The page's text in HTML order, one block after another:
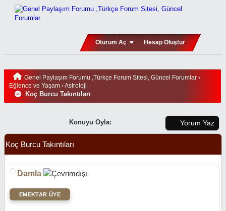
Oturum Aç Hesap Oluştur
Genel Paylaşım Forumu ,Türkçe Forum Sitesi, Güncel Forumlar ›
Eğlence ve Yaşam ›Astroloji
Koç Burcu Takıntıları
Yorum Yaz
Konuyu Oyla:
Koç Burcu Takıntıları
Damla
EMEKTAR ÜYE